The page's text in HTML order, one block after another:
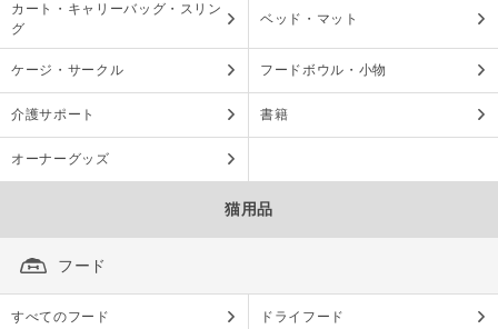
カート・キャリーバッグ・スリン
グ
ベッド・マット
ケージ・サークル フードボウル・小物
介護サポート 書籍
オーナーグッズ
猫用品
フード
すべてのフード ドライフード